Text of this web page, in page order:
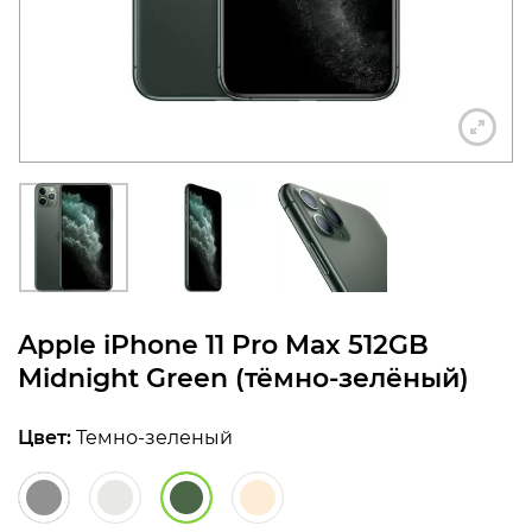
Apple iPhone 11 Pro Max 512GB
Midnight Green (тёмно-зелёный)
Цвет: Темно-зеленый
конфиденциальности
+7 812 318-40-14
(c 10:00 до 21:00, без
выходных)